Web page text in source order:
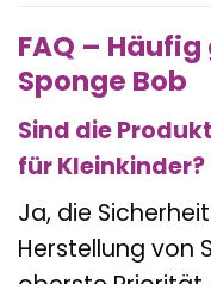
FAQ –
Sponge Bob
Sind die
für Kleinkinder?
Ja, die
Herstellung von